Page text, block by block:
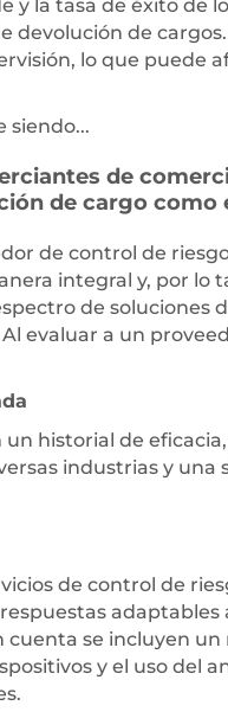
y la tasa de éxito de
devolución de
lo que puede
siendo...
de
de cargo
de control de
integral y, por lo
de soluciones
evaluar a un
un historial de
industrias y
de control de
cuenta se incluyen
y el uso del